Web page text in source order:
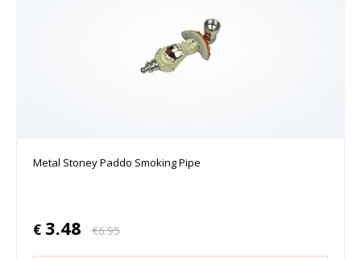
Metal Stoney Paddo Smoking Pipe
€ 3.48 €6.95